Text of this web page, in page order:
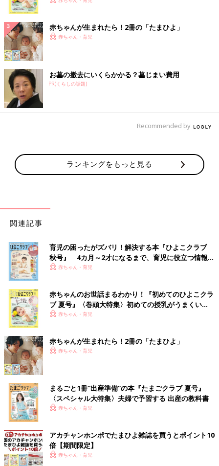
赤ちゃんが生まれたら！2冊の「たまひよ」
赤ちゃん・育児
お墓の撤去にいくらかかる？墓じまい費用
PR(くらしの話題)
Recommended by
ランキングをもっと見る
関連記事
育児の困ったがズバリ！解決する本『ひよこクラブ
秋号』 4カ月～2才になるまで、育児に役立つ情報が
いっぱい！
赤ちゃん・育児
赤ちゃんのお世話まるわかり！『初めてのひよこクラ
ブ 夏号』〈巻頭大特集〉初めての授乳がうまくい
く！ おっぱい・ミルクの基本と夏のトラブル 解決テ
赤ちゃん・育児
赤ちゃんが生まれたら！2冊の「たまひよ」
赤ちゃん・育児
まるごと1冊“出産準備”の本『たまごクラブ 夏号』
〈スペシャル大特集〉夫婦で予習する 出産の教科書
赤ちゃん・育児
アカチャンホンポでたまひよ雑誌を買うとポイント10
倍【期間限定】
赤ちゃん・育児